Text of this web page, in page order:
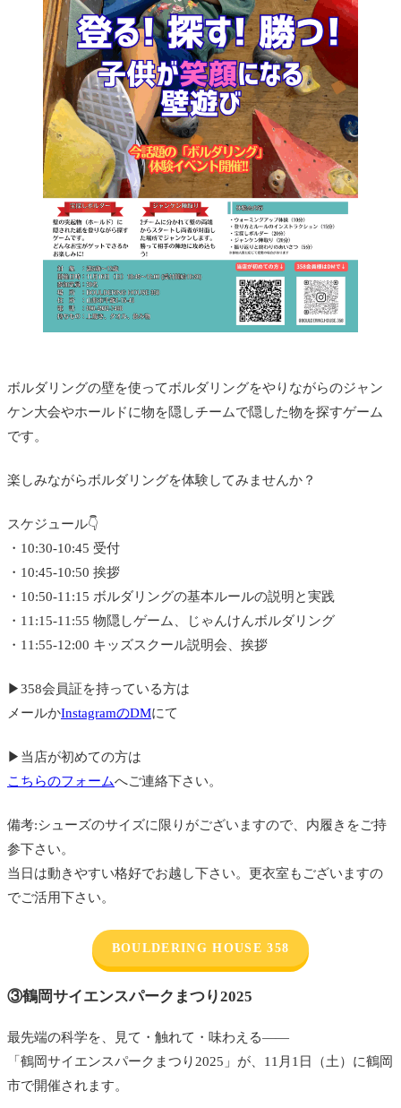
ボルダリングの壁を使ってボルダリングをやりながらのジャン
ケン大会やホールドに物を隠しチームで隠した物を探すゲーム
です。
楽しみながらボルダリングを体験してみませんか？
スケジュール👇
・10:30-10:45 受付
・10:45-10:50 挨拶
・10:50-11:15 ボルダリングの基本ルールの説明と実践
・11:15-11:55 物隠しゲーム、じゃんけんボルダリング
・11:55-12:00 キッズスクール説明会、挨拶
▶︎358会員証を持っている方は
メールかInstagramのDMにて
▶︎当店が初めての方は
こちらのフォームへご連絡下さい。
備考:シューズのサイズに限りがございますので、内履きをご持
参下さい。
当日は動きやすい格好でお越し下さい。更衣室もございますの
でご活用下さい。
BOULDERING HOUSE 358
③鶴岡サイエンスパークまつり2025
最先端の科学を、見て・触れて・味わえる――
「鶴岡サイエンスパークまつり2025」が、11月1日（土）に鶴岡
市で開催されます。